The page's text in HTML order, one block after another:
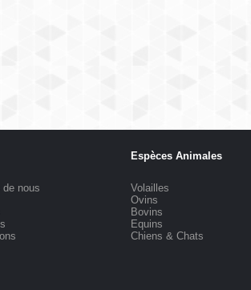
de nous
Espèces Animales
Volailles
Ovins
Bovins
Equins
Chiens & Chats